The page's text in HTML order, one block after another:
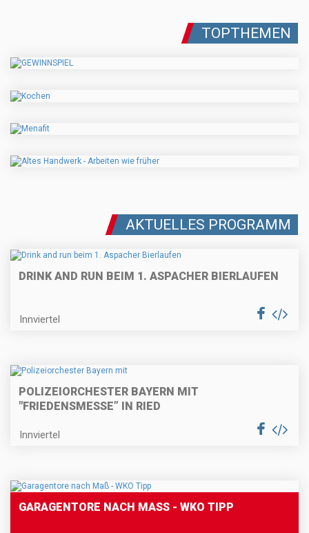
TOPTHEMEN
AKTUELLES PROGRAMM
DRINK AND RUN BEIM 1. ASPACHER BIERLAUFEN
Innviertel
POLIZEIORCHESTER BAYERN MIT
"FRIEDENSMESSE” IN RIED
Innviertel
GARAGENTORE NACH MASS - WKO TIPP